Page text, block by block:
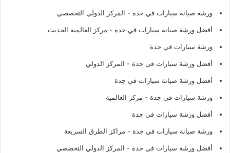
ورشة صيانة سيارات في جدة - المركز الدولي التخصصي
أفضل ورشة صيانة سيارات في جدة - مركز العالمية الحديث
ورشة سيارات في جدة
أفضل ورشة سيارات في جدة - المركز الدولي
أفضل ورشة صيانة سيارات في جدة
ورشة سيارات في جدة - مركز العالمية
أفضل ورشة سيارات في جدة
ورشة صيانة سيارات في جدة - مراكز الطرق السريعة
أفضل ورشة سيارات في جدة - المركز الدولي التخصصي